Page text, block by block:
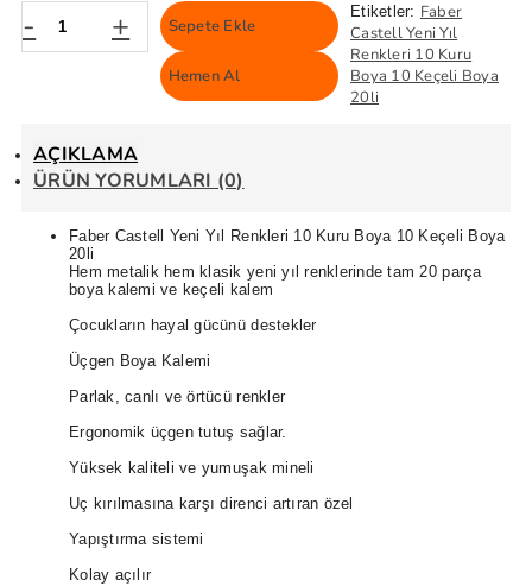
- + Sepete Ekle
Hemen Al
Etiketler: Faber
Castell Yeni Yıl
Renkleri 10 Kuru
Boya 10 Keçeli Boya
20li
AÇIKLAMA
ÜRÜN YORUMLARI (0)
Faber Castell Yeni Yıl Renkleri 10 Kuru Boya 10 Keçeli Boya
20li
Hem metalik hem klasik yeni yıl renklerinde tam 20 parça
boya kalemi ve keçeli kalem
Çocukların hayal gücünü destekler
Üçgen Boya Kalemi
Parlak, canlı ve örtücü renkler
Ergonomik üçgen tutuş sağlar.
Yüksek kaliteli ve yumuşak mineli
Uç kırılmasına karşı direnci artıran özel
Yapıştırma sistemi
Kolay açılır